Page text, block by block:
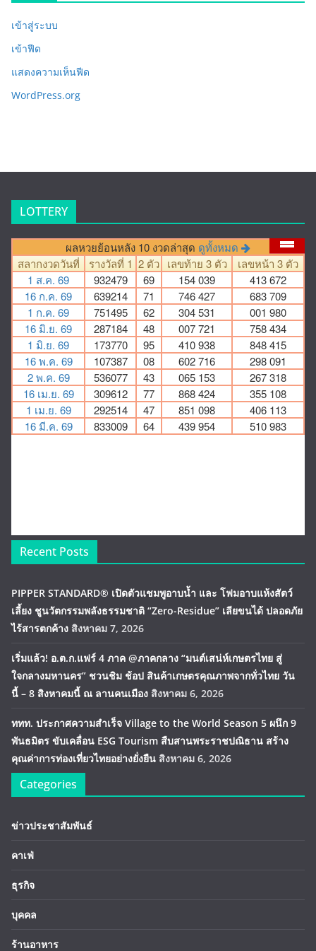
เข้าสู่ระบบ
เข้าฟีด
แสดงความเห็นฟีด
WordPress.org
LOTTERY
Recent Posts
PIPPER STANDARD® เปิดตัวแชมพูอาบน้ำ และ โฟมอาบแห้งสัตว์
เลี้ยง ชูนวัตกรรมพลังธรรมชาติ “Zero-Residue” เลียขนได้ ปลอดภัย
ไร้สารตกค้าง สิงหาคม 7, 2026
เริ่มแล้ว! อ.ต.ก.แฟร์ 4 ภาค @ภาคกลาง “มนต์เสน่ห์เกษตรไทย สู่
ใจกลางมหานคร” ชวนชิม ช้อป สินค้าเกษตรคุณภาพจากทั่วไทย วัน
นี้ – 8 สิงหาคมนี้ ณ ลานคนเมือง สิงหาคม 6, 2026
ททท. ประกาศความสำเร็จ Village to the World Season 5 ผนึก 9
พันธมิตร ขับเคลื่อน ESG Tourism สืบสานพระราชปณิธาน สร้าง
คุณค่าการท่องเที่ยวไทยอย่างยั่งยืน สิงหาคม 6, 2026
Categories
ข่าวประชาสัมพันธ์
คาเฟ่
ธุรกิจ
บุคคล
ร้านอาหาร